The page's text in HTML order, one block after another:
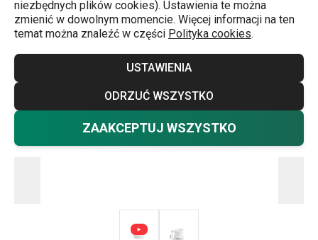
niezbędnych plików cookies). Ustawienia te można
zmienić w dowolnym momencie. Więcej informacji na ten
temat można znaleźć w części Polityka cookies.
USTAWIENIA
ODRZUĆ WSZYSTKO
ZAAKCEPTUJ WSZYSTKO